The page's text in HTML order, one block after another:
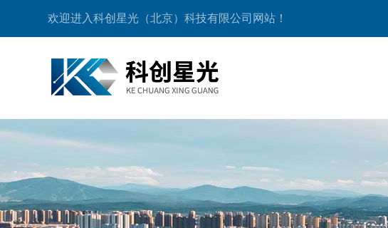
欢迎进入科创星光（北京）科技有限公司网站！